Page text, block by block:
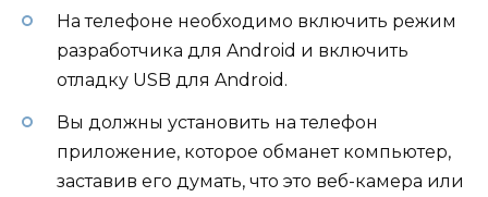
На телефоне необходимо включить режим
разработчика для Android и включить
отладку USB для Android.
Вы должны установить на телефон
приложение, которое обманет компьютер,
заставив его думать, что это веб-камера или